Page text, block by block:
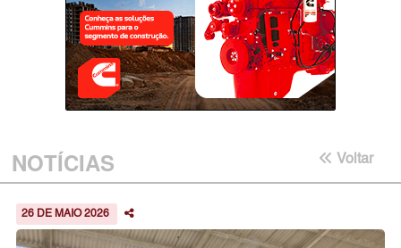
NOTÍCIAS Voltar
26 DE MAIO 2026